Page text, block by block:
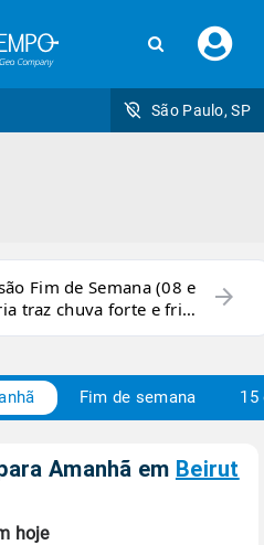
seu
São Paulo, SP
Fim de Semana (08 e
traz chuva forte e frio
arrow_forward
Fim de semana 15
Amanhã em Beirut
hoje